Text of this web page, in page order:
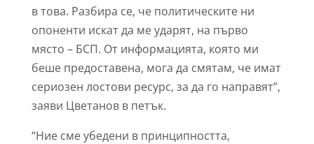
в това. Разбира се, че политическите ни
опоненти искат да ме ударят, на първо
място – БСП. От информацията, която ми
беше предоставена, мога да смятам, че имат
сериозен лостови ресурс, за да го направят”,
заяви Цветанов в петък.
“Ние сме убедени в принципността,